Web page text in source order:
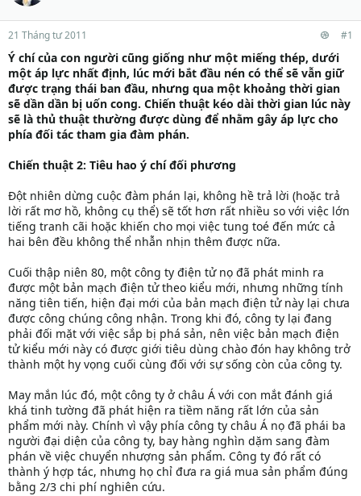
21 Tháng tư 2011 #1
Ý chí của con người cũng giống như một miếng thép, dưới
một áp lực nhất định, lúc mới bắt đầu nén có thể sẽ vẫn giữ
được trạng thái ban đầu, nhưng qua một khoảng thời gian
sẽ dần dần bị uốn cong. Chiến thuật kéo dài thời gian lúc này
sẽ là thủ thuật thường được dùng để nhằm gây áp lực cho
phía đối tác tham gia đàm phán.
Chiến thuật 2: Tiêu hao ý chí đối phương
Đột nhiên dừng cuộc đàm phán lại, không hề trả lời (hoặc trả
lời rất mơ hồ, không cụ thể) sẽ tốt hơn rất nhiều so với việc lớn
tiếng tranh cãi hoặc khiến cho mọi việc tung toé đến mức cả
hai bên đều không thể nhẫn nhịn thêm được nữa.
Cuối thập niên 80, một công ty điện tử nọ đã phát minh ra
được một bản mạch điện tử theo kiểu mới, nhưng những tính
năng tiên tiến, hiện đại mới của bản mạch điện tử này lại chưa
được công chúng công nhận. Trong khi đó, công ty lại đang
phải đối mặt với việc sắp bị phá sản, nên việc bản mạch điện
tử kiểu mới này có được giới tiêu dùng chào đón hay không trở
thành một hy vọng cuối cùng đối với sự sống còn của công ty.
May mắn lúc đó, một công ty ở châu Á với con mắt đánh giá
khá tinh tường đã phát hiện ra tiềm năng rất lớn của sản
phẩm mới này. Chính vì vậy phía công ty châu Á nọ đã phái ba
người đại diện của công ty, bay hàng nghìn dặm sang đàm
phán về việc chuyển nhượng sản phẩm. Công ty đó rất có
thành ý hợp tác, nhưng họ chỉ đưa ra giá mua sản phẩm đúng
bằng 2/3 chi phí nghiên cứu.